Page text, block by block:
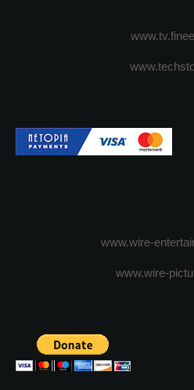
www.wire-
www.wire-